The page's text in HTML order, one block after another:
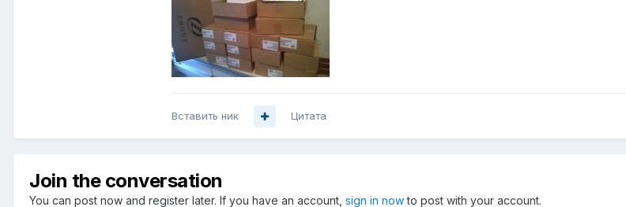
Вставить ник Цитата
Join the conversation
You can post now and register later. If you have an account, sign in nowto post with your account.